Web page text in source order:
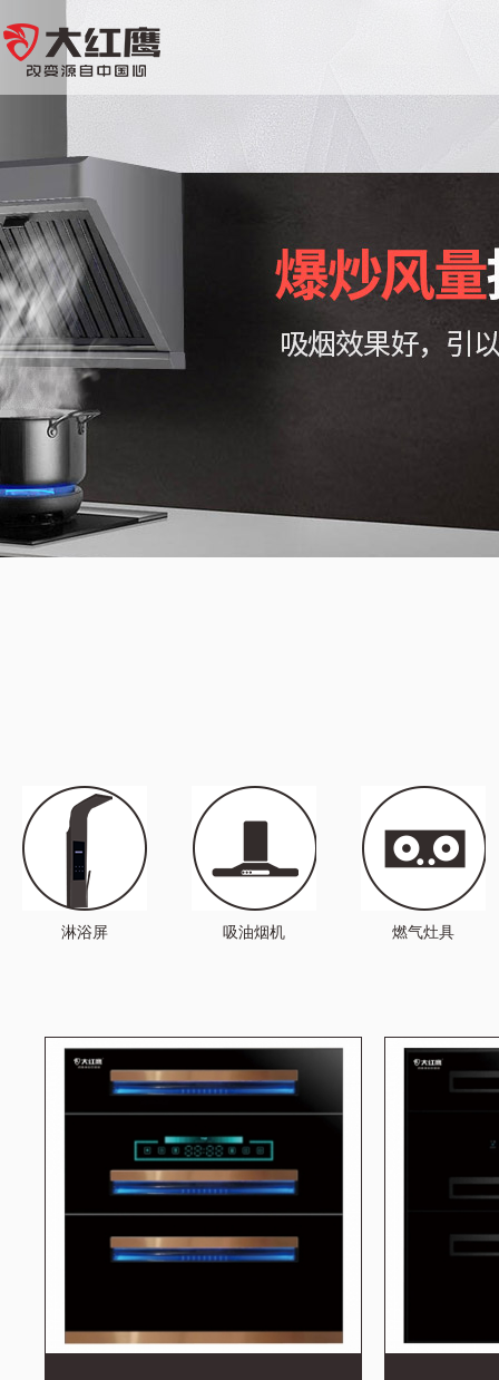
淋浴屏 吸油烟机 燃气灶具